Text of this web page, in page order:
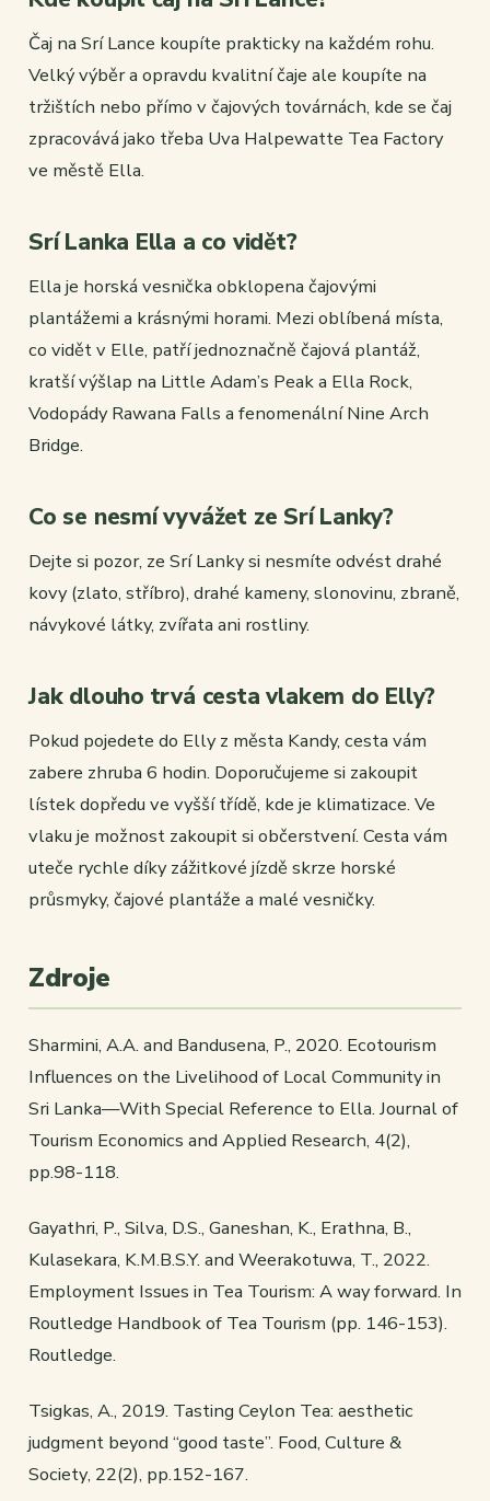
Čaj na Srí Lance koupíte prakticky na každém rohu.
Velký výběr a opravdu kvalitní čaje ale koupíte na
tržištích nebo přímo v čajových továrnách, kde se čaj
zpracovává jako třeba Uva Halpewatte Tea Factory
ve městě Ella.
Srí Lanka Ella a co vidět?
Ella je horská vesnička obklopena čajovými
plantážemi a krásnými horami. Mezi oblíbená místa,
co vidět v Elle, patří jednoznačně čajová plantáž,
kratší výšlap na Little Adam’s Peak a Ella Rock,
Vodopády Rawana Falls a fenomenální Nine Arch
Bridge.
Co se nesmí vyvážet ze Srí Lanky?
Dejte si pozor, ze Srí Lanky si nesmíte odvést drahé
kovy (zlato, stříbro), drahé kameny, slonovinu, zbraně,
návykové látky, zvířata ani rostliny.
Jak dlouho trvá cesta vlakem do Elly?
Pokud pojedete do Elly z města Kandy, cesta vám
zabere zhruba 6 hodin. Doporučujeme si zakoupit
lístek dopředu ve vyšší třídě, kde je klimatizace. Ve
vlaku je možnost zakoupit si občerstvení. Cesta vám
uteče rychle díky zážitkové jízdě skrze horské
průsmyky, čajové plantáže a malé vesničky.
Zdroje
Sharmini, A.A. and Bandusena, P., 2020. Ecotourism
Influences on the Livelihood of Local Community in
Sri Lanka—With Special Reference to Ella. Journal of
Tourism Economics and Applied Research, 4(2),
pp.98-118.
Gayathri, P., Silva, D.S., Ganeshan, K., Erathna, B.,
Kulasekara, K.M.B.S.Y. and Weerakotuwa, T., 2022.
Employment Issues in Tea Tourism: A way forward. In
Routledge Handbook of Tea Tourism (pp. 146-153).
Routledge.
Tsigkas, A., 2019. Tasting Ceylon Tea: aesthetic
judgment beyond “good taste”. Food, Culture &
Society, 22(2), pp.152-167.